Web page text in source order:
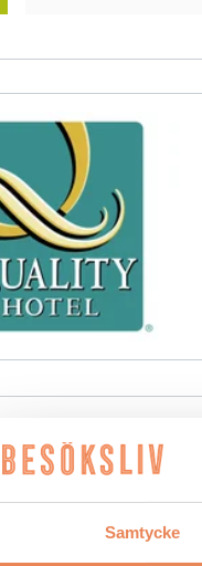
Samtycke